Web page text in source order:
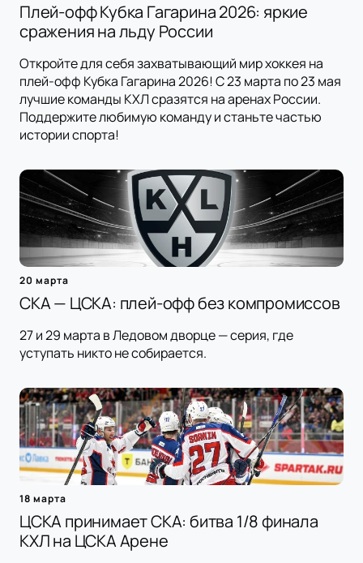
Плей-офф Кубка Гагарина 2026: яркие
сражения на льду России
Откройте для себя захватывающий мир хоккея на
плей-офф Кубка Гагарина 2026! С 23 марта по 23 мая
лучшие команды КХЛ сразятся на аренах России.
Поддержите любимую команду и станьте частью
истории спорта!
20 марта
СКА — ЦСКА: плей-офф без компромиссов
27 и 29 марта в Ледовом дворце — серия, где
уступать никто не собирается.
18 марта
ЦСКА принимает СКА: битва 1/8 финала
КХЛ на ЦСКА Арене